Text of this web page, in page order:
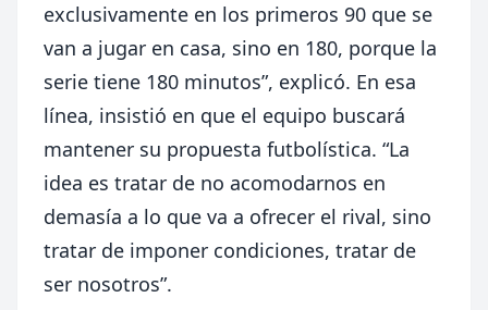
exclusivamente en los primeros 90 que se
van a jugar en casa, sino en 180, porque la
serie tiene 180 minutos”, explicó. En esa
línea, insistió en que el equipo buscará
mantener su propuesta futbolística. “La
idea es tratar de no acomodarnos en
demasía a lo que va a ofrecer el rival, sino
tratar de imponer condiciones, tratar de
ser nosotros”.